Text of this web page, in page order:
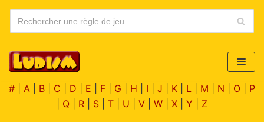
Aller
au
contenu
# A B C D E F G H I J K L M N O
P
Q R S T U V W X Y Z